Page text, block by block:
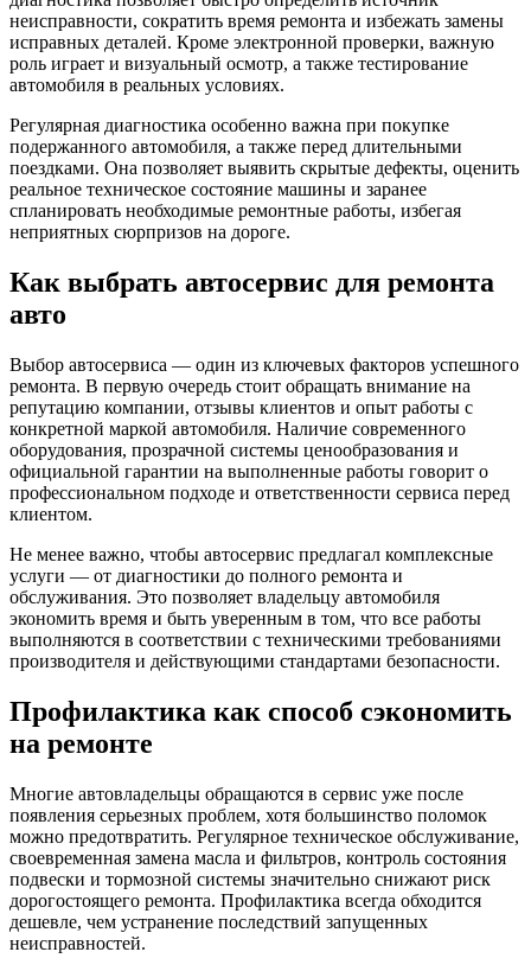
неисправности, сократить время ремонта и избежать замены
исправных деталей. Кроме электронной проверки, важную
роль играет и визуальный осмотр, а также тестирование
автомобиля в реальных условиях.
Регулярная диагностика особенно важна при покупке
подержанного автомобиля, а также перед длительными
поездками. Она позволяет выявить скрытые дефекты, оценить
реальное техническое состояние машины и заранее
спланировать необходимые ремонтные работы, избегая
неприятных сюрпризов на дороге.
Как выбрать автосервис для ремонта
авто
Выбор автосервиса — один из ключевых факторов успешного
ремонта. В первую очередь стоит обращать внимание на
репутацию компании, отзывы клиентов и опыт работы с
конкретной маркой автомобиля. Наличие современного
оборудования, прозрачной системы ценообразования и
официальной гарантии на выполненные работы говорит о
профессиональном подходе и ответственности сервиса перед
клиентом.
Не менее важно, чтобы автосервис предлагал комплексные
услуги — от диагностики до полного ремонта и
обслуживания. Это позволяет владельцу автомобиля
экономить время и быть уверенным в том, что все работы
выполняются в соответствии с техническими требованиями
производителя и действующими стандартами безопасности.
Профилактика как способ сэкономить
на ремонте
Многие автовладельцы обращаются в сервис уже после
появления серьезных проблем, хотя большинство поломок
можно предотвратить. Регулярное техническое обслуживание,
своевременная замена масла и фильтров, контроль состояния
подвески и тормозной системы значительно снижают риск
дорогостоящего ремонта. Профилактика всегда обходится
дешевле, чем устранение последствий запущенных
неисправностей.